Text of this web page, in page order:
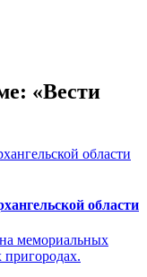
«Вести
области
мемориальных